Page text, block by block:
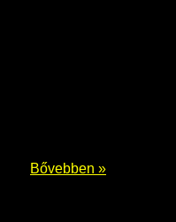
Bővebben »